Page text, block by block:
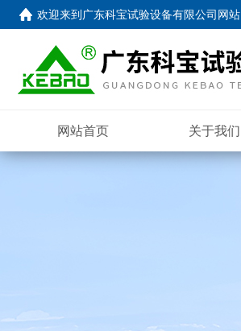
欢迎来到 广东科宝试验设备有限公司网站
网站首页 关于我们